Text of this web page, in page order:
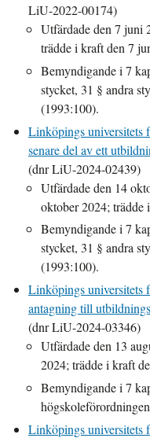
LiU-2022-00174)
Utfärdade den 7 juni
trädde i kraft den 7
Bemyndigande i 7
stycket, 31 § andra
(1993:100).
Linköpings universitets
senare del av ett
(dnr LiU-2024-02439)
Utfärdade den 14
oktober 2024; trädde
Bemyndigande i 7
stycket, 31 § andra
(1993:100).
Linköpings universitets
antagning till
(dnr LiU-2024-03346)
Utfärdade den 13
2024; trädde i kraft
Bemyndigande i 7
Linköpings universitets